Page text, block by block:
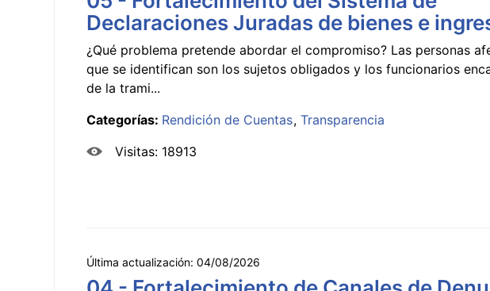
Declaraciones Juradas de bienes e
¿Qué problema pretende abordar el compromiso? Las personas
que se identifican son los sujetos obligados y los funcionarios
de la trami...
Categorías: Rendición de Cuentas Transparencia
Visitas: 18913
Última actualización: 04/08/2026